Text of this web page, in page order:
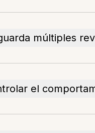
múltiples
el